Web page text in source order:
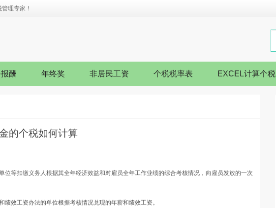
理专家！
酬 年终奖 非居民工资 个税税率表 EXCEL计算个税
的个税如何计算
位等扣缴义务人根据其全年经济效益和对雇员全年工作业绩的综合考核情况，向雇员发放的一次
绩效工资办法的单位根据考核情况兑现的年薪和绩效工资。